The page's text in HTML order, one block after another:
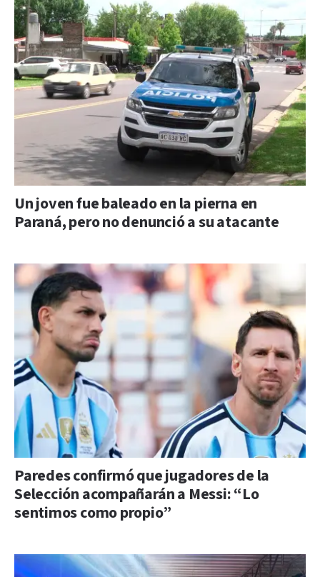
Un joven fue baleado en la pierna en
Paraná, pero no denunció a su atacante
Paredes confirmó que jugadores de la
Selección acompañarán a Messi: “Lo
sentimos como propio”